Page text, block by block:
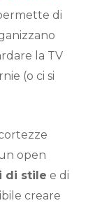
di
la TV
(o ci si
open
di stile e di
creare